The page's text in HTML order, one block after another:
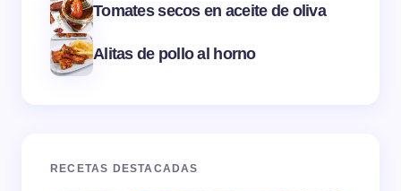
Tomates secos en aceite de oliva
Alitas de pollo al horno
RECETAS DESTACADAS